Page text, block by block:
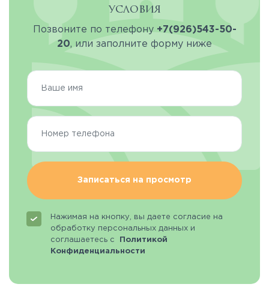
условия
Позвоните по телефону +7(926)543-50-
20, или заполните форму ниже
Записаться на просмотр
Нажимая на кнопку, вы даете согласие на
обработку персональных данных и
соглашаетесь с
Политикой
Конфиденциальности